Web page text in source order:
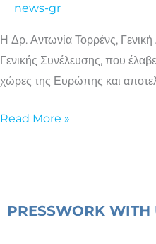
news-gr
Η Δρ. Αντωνία Τορρένς,
Γενικής Συνέλευσης, που
χώρες της Ευρώπης και
φορά
Ελληνίδα
Πρόεδρος
της
Οικογενειακών
Ευρώπης
Read More »
PRESSWORK WITH